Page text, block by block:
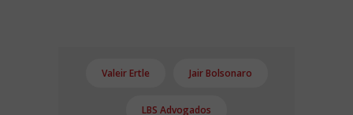
Valeir Ertle Jair Bolsonaro
LBS Advogados